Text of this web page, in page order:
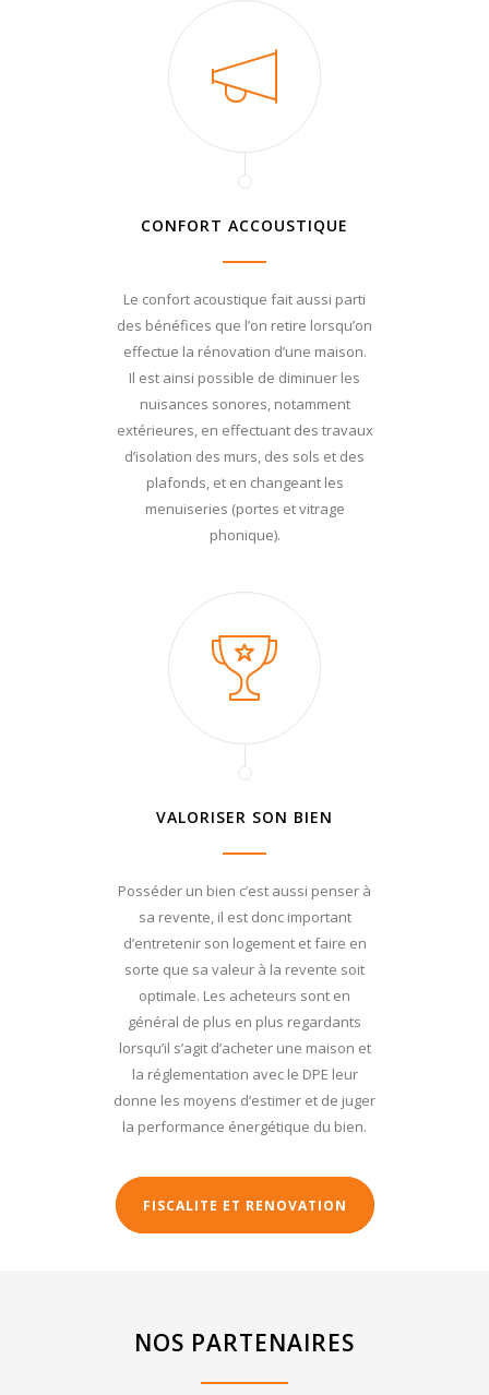
CONFORT ACCOUSTIQUE
Le confort acoustique fait aussi parti
des bénéfices que l’on retire lorsqu’on
effectue la rénovation d’une maison.
Il est ainsi possible de diminuer les
nuisances sonores, notamment
extérieures, en effectuant des travaux
d’isolation des murs, des sols et des
plafonds, et en changeant les
menuiseries (portes et vitrage
phonique).
VALORISER SON BIEN
Posséder un bien c’est aussi penser à
sa revente, il est donc important
d’entretenir son logement et faire en
sorte que sa valeur à la revente soit
optimale. Les acheteurs sont en
général de plus en plus regardants
lorsqu’il s’agit d’acheter une maison et
la réglementation avec le DPE leur
donne les moyens d’estimer et de juger
la performance énergétique du bien.
FISCALITE ET RENOVATION
NOS PARTENAIRES